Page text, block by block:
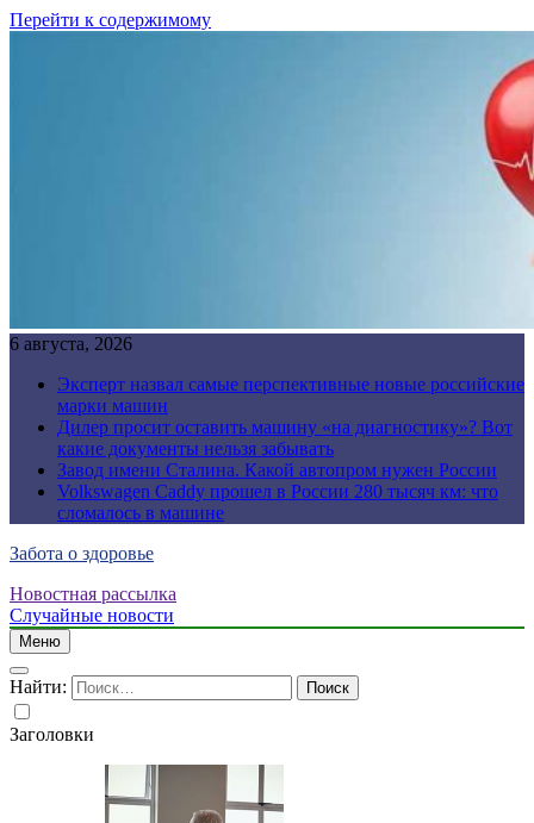
Перейти к содержимому
6 августа, 2026
Эксперт назвал самые перспективные новые российские
марки машин
Дилер просит оставить машину «на диагностику»? Вот
какие документы нельзя забывать
Завод имени Сталина. Какой автопром нужен России
Volkswagen Caddy прошел в России 280 тысяч км: что
сломалось в машине
Забота о здоровье
Новостная рассылка
Случайные новости
Меню
Найти:
Заголовки